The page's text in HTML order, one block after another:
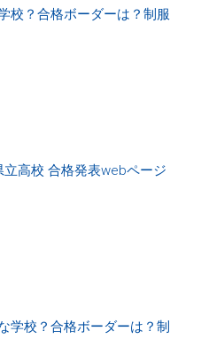
校？合格ボーダーは？制服
立高校 合格発表webページ
学校？合格ボーダーは？制